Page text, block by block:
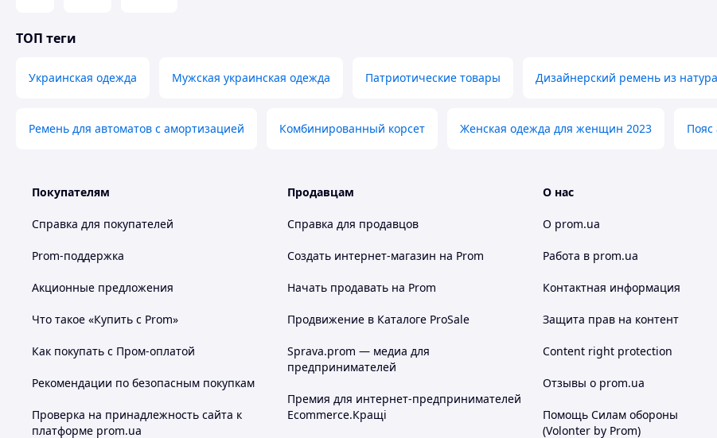
Похожие товары по характеристикам
ТОП теги
Украинская одежда Мужская украинская одежда Патриотические товары Дизайнерский ремень из
Ремень для автоматов с амортизацией Комбинированный корсет Женская одежда для женщин 2023 Пояс
Покупателям
Справка для покупателей
Prom-поддержка
Акционные предложения
Что такое «Купить с Prom»
Как покупать с Пром-оплатой
Рекомендации по безопасным покупкам
Проверка на принадлежность сайта к
платформе prom.ua
Продавцам
Справка для продавцов
Создать интернет-магазин на Prom
Начать продавать на Prom
Продвижение в Каталоге ProSale
Sprava.prom — медиа для
предпринимателей
Премия для интернет-предпринимателей
Ecommerce.Кращі
О нас
О prom.ua
Работа в prom.ua
Контактная информация
Защита прав на контент
Content right protection
Отзывы о prom.ua
Помощь Силам обороны
(Volonter by Prom)